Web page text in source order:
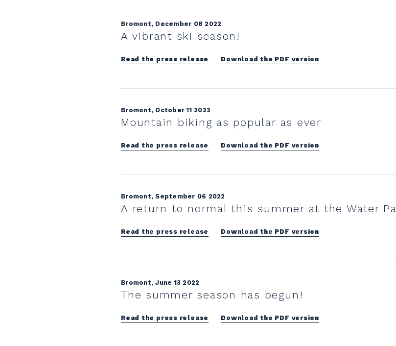
Bromont, December 08 2022
A vibrant ski season!
Read the press release Download the PDF version
Bromont, October 11 2022
Mountain biking as popular as ever
Read the press release Download the PDF version
Bromont, September 06 2022
A return to normal this summer at the Water
Read the press release Download the PDF version
Bromont, June 13 2022
The summer season has begun!
Read the press release Download the PDF version